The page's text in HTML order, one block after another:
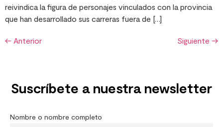
reivindica la figura de personajes vinculados con la provincia
que han desarrollado sus carreras fuera de […]
← Anterior Siguiente →
Suscríbete a nuestra newsletter
Nombre o nombre completo